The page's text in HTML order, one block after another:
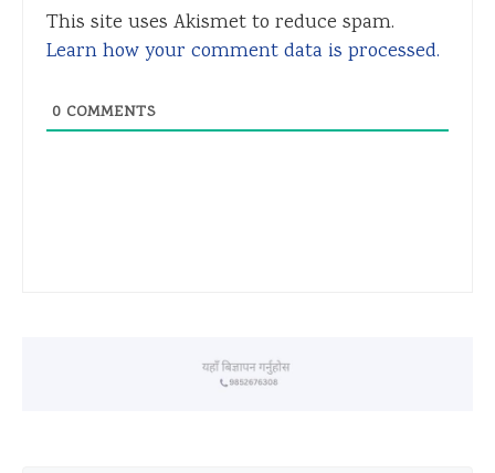
This site uses Akismet to reduce spam.
Learn how your comment data is processed.
0 COMMENTS